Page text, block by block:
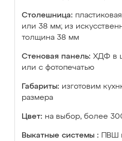
Столешница:
или 38 мм; из
толщина 38 мм
Стеновая панель: ХДФ в
или с фотопечатью
Габариты: изготовим
размера
Цвет: на выбор, более
Выкатные системы :
ПВШ